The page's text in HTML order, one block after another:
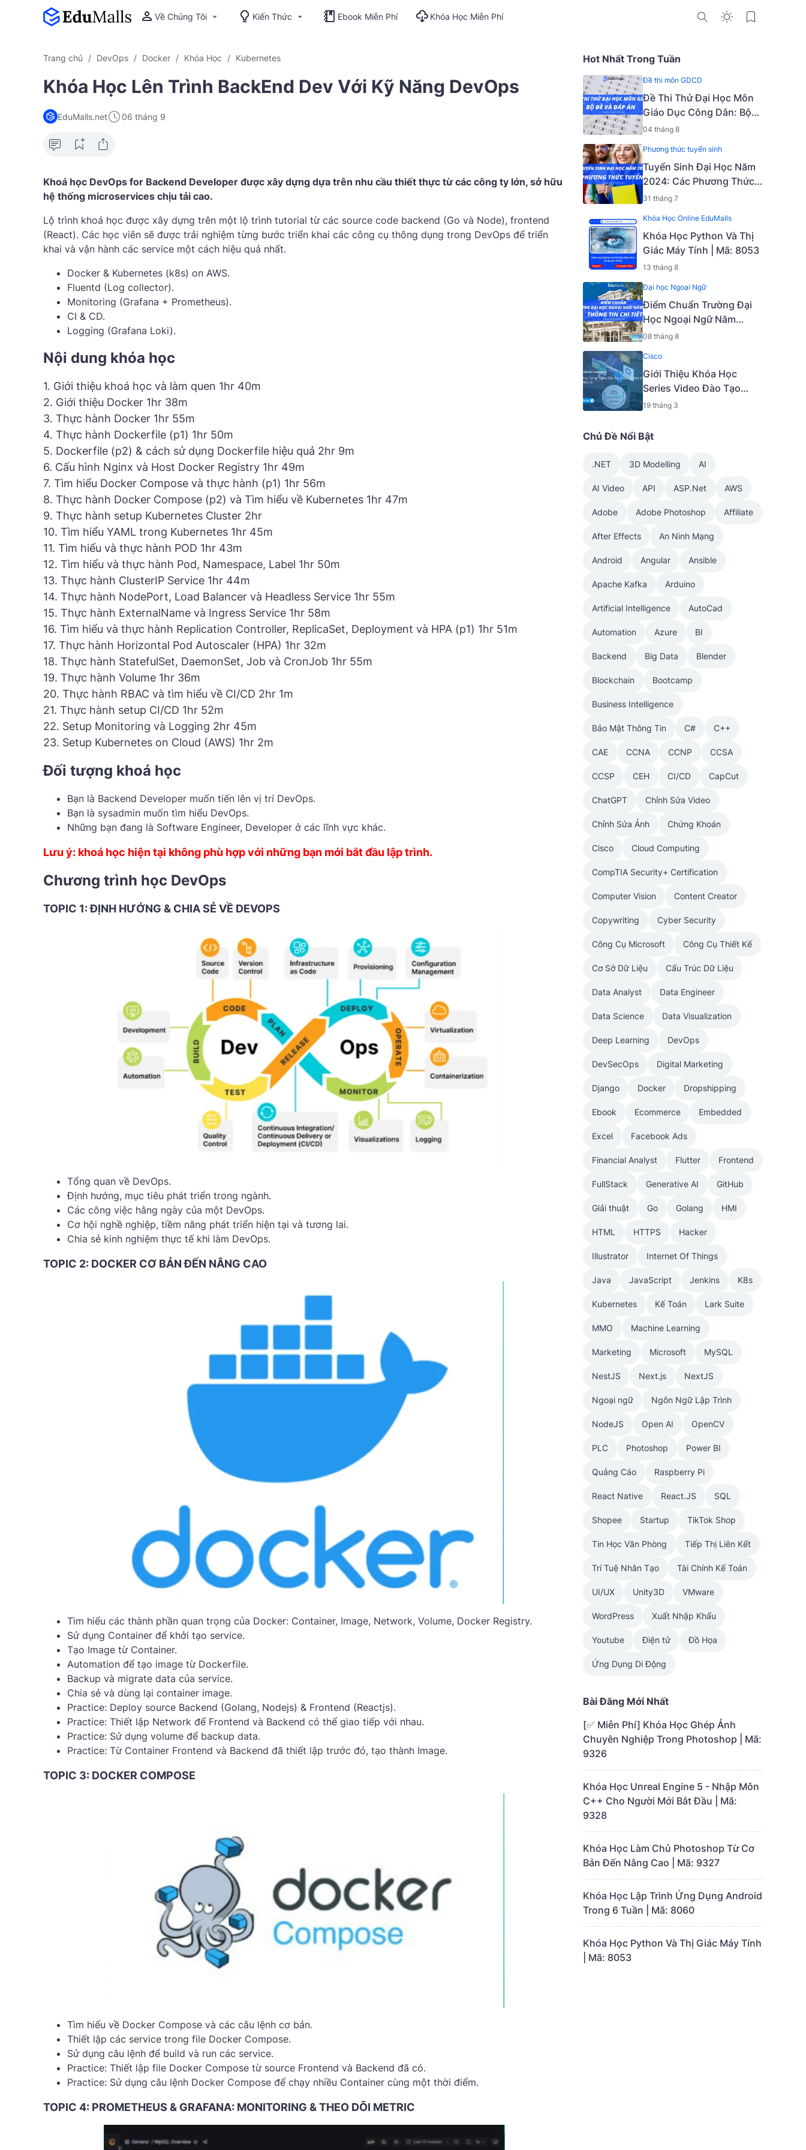
Về Chúng Tôi Kiến Thức Ebook Miễn Phí Khóa Học Miễn Phí
Trang chủ DevOps Docker Khóa Học Kubernetes
Khóa Học Lên Trình BackEnd Dev Với Kỹ Năng DevOps
EduMalls.net 06 tháng 9
Khoá học DevOps for Backend Developer được xây dựng dựa trên nhu cầu thiết thực từ các công ty lớn, sở hữu
hệ thống microservices chịu tải cao.
Lộ trình khoá học được xây dựng trên một lộ trình tutorial từ các source code backend (Go và Node), frontend
(React). Các học viên sẽ được trải nghiệm từng bước triển khai các công cụ thông dụng trong DevOps để triển
khai và vận hành các service một cách hiệu quả nhất.
Docker & Kubernetes (k8s) on AWS.
Fluentd (Log collector).
Monitoring (Grafana + Prometheus).
CI & CD.
Logging (Grafana Loki).
Nội dung khóa học
1. Giới thiệu khoá học và làm quen 1hr 40m
2. Giới thiệu Docker 1hr 38m
3. Thực hành Docker 1hr 55m
4. Thực hành Dockerfile (p1) 1hr 50m
5. Dockerfile (p2) & cách sử dụng Dockerfile hiệu quả 2hr 9m
6. Cấu hình Nginx và Host Docker Registry 1hr 49m
7. Tìm hiểu Docker Compose và thực hành (p1) 1hr 56m
8. Thực hành Docker Compose (p2) và Tìm hiểu về Kubernetes 1hr 47m
9. Thực hành setup Kubernetes Cluster 2hr
10. Tìm hiểu YAML trong Kubernetes 1hr 45m
11. Tìm hiểu và thực hành POD 1hr 43m
12. Tìm hiểu và thực hành Pod, Namespace, Label 1hr 50m
13. Thực hành ClusterIP Service 1hr 44m
14. Thực hành NodePort, Load Balancer và Headless Service 1hr 55m
15. Thực hành ExternalName và Ingress Service 1hr 58m
16. Tìm hiểu và thực hành Replication Controller, ReplicaSet, Deployment và HPA (p1) 1hr 51m
17. Thực hành Horizontal Pod Autoscaler (HPA) 1hr 32m
18. Thực hành StatefulSet, DaemonSet, Job và CronJob 1hr 55m
19. Thực hành Volume 1hr 36m
20. Thực hành RBAC và tìm hiểu về CI/CD 2hr 1m
21. Thực hành setup CI/CD 1hr 52m
22. Setup Monitoring và Logging 2hr 45m
23. Setup Kubernetes on Cloud (AWS) 1hr 2m
Đối tượng khoá học
Bạn là Backend Developer muốn tiến lên vị trí DevOps.
Bạn là sysadmin muốn tìm hiểu DevOps.
Những bạn đang là Software Engineer, Developer ở các lĩnh vực khác.
Lưu ý: khoá học hiện tại không phù hợp với những bạn mới bắt đầu lập trình.
Chương trình học DevOps
TOPIC 1: ĐỊNH HƯỚNG & CHIA SẺ VỀ DEVOPS
Tổng quan về DevOps.
Định hướng, mục tiêu phát triển trong ngành.
Các công việc hằng ngày của một DevOps.
Cơ hội nghề nghiệp, tiềm năng phát triển hiện tại và tương lai.
Chia sẻ kinh nghiệm thực tế khi làm DevOps.
TOPIC 2: DOCKER CƠ BẢN ĐẾN NÂNG CAO
Tìm hiểu các thành phần quan trọng của Docker: Container, Image, Network, Volume, Docker Registry.
Sử dụng Container để khởi tạo service.
Tạo Image từ Container.
Automation để tạo image từ Dockerfile.
Backup và migrate data của service.
Chia sẻ và dùng lại container image.
Practice: Deploy source Backend (Golang, Nodejs) & Frontend (Reactjs).
Practice: Thiết lập Network để Frontend và Backend có thể giao tiếp với nhau.
Practice: Sử dụng volume để backup data.
Practice: Từ Container Frontend và Backend đã thiết lập trước đó, tạo thành Image.
TOPIC 3: DOCKER COMPOSE
Tìm hiểu về Docker Compose và các câu lệnh cơ bản.
Thiết lập các service trong file Docker Compose.
Sử dụng câu lệnh để build và run các service.
Practice: Thiết lập file Docker Compose từ source Frontend và Backend đã có.
Practice: Sử dụng câu lệnh Docker Compose để chạy nhiều Container cùng một thời điểm.
TOPIC 4: PROMETHEUS & GRAFANA: MONITORING & THEO DÕI METRIC
Hot Nhất Trong Tuần
Đề thi môn GDCD
Đề Thi Thử Đại Học Môn
Giáo Dục Công Dân: Bộ
Đề Và Đáp Án
04 tháng 8
Phương thức tuyển sinh
Tuyển Sinh Đại Học Năm
2024: Các Phương Thức
Tuyển Sinh
31 tháng 7
Khóa Học Online EduMalls
Khóa Học Python Và Thị
Giác Máy Tính | Mã: 8053
13 tháng 8
Đại học Ngoại Ngữ
Điểm Chuẩn Trường Đại
Học Ngoại Ngữ Năm
2024: Thông Tin Chi Tiết
08 tháng 8
Cisco
Giới Thiệu Khóa Học
Series Video Đào Tạo
Cisco DevNet Associate
A]
19 tháng 3
Chủ Đề Nổi Bật
.NET 3D Modelling AI
AI Video API ASP.Net AWS
Adobe Adobe Photoshop Affiliate
After Effects An Ninh Mạng
Android Angular Ansible
Apache Kafka Arduino
Artificial Intelligence AutoCad
Automation Azure BI
Backend Big Data Blender
Blockchain Bootcamp
Business Intelligence
Bảo Mật Thông Tin C# C++
CAE CCNA CCNP CCSA
CCSP CEH CI/CD CapCut
ChatGPT Chỉnh Sửa Video
Chỉnh Sửa Ảnh Chứng Khoán
Cisco Cloud Computing
CompTIA Security+ Certification
Computer Vision Content Creator
Copywriting Cyber Security
Công Cụ Microsoft Công Cụ Thiết Kế
Cơ Sở Dữ Liệu Cấu Trúc Dữ Liệu
Data Analyst Data Engineer
Data Science Data Visualization
Deep Learning DevOps
DevSecOps Digital Marketing
Django Docker Dropshipping
Ebook Ecommerce Embedded
Excel Facebook Ads
Financial Analyst Flutter Frontend
FullStack Generative AI GitHub
Giải thuật Go Golang HMI
HTML HTTPS Hacker
Illustrator Internet Of Things
Java JavaScript Jenkins K8s
Kubernetes Kế Toán Lark Suite
MMO Machine Learning
Marketing Microsoft MySQL
NestJS Next.js NextJS
Ngoại ngữ Ngôn Ngữ Lập Trình
NodeJS Open AI OpenCV
PLC Photoshop Power BI
Quảng Cáo Raspberry Pi
React Native React.JS SQL
Shopee Startup TikTok Shop
Tin Học Văn Phòng Tiếp Thị Liên Kết
Trí Tuệ Nhân Tạo Tài Chính Kế Toán
UI/UX Unity3D VMware
WordPress Xuất Nhập Khẩu
Youtube Điện tử Đồ Họa
Ứng Dụng Di Động
Bài Đăng Mới Nhất
[✅ Miễn Phí] Khóa Học Ghép Ảnh
Chuyên Nghiệp Trong Photoshop | Mã:
9326
Khóa Học Unreal Engine 5 - Nhập Môn
C++ Cho Người Mới Bắt Đầu | Mã:
9328
Khóa Học Làm Chủ Photoshop Từ Cơ
Bản Đến Nâng Cao | Mã: 9327
Khóa Học Lập Trình Ứng Dụng Android
Trong 6 Tuần | Mã: 8060
Khóa Học Python Và Thị Giác Máy Tính
| Mã: 8053